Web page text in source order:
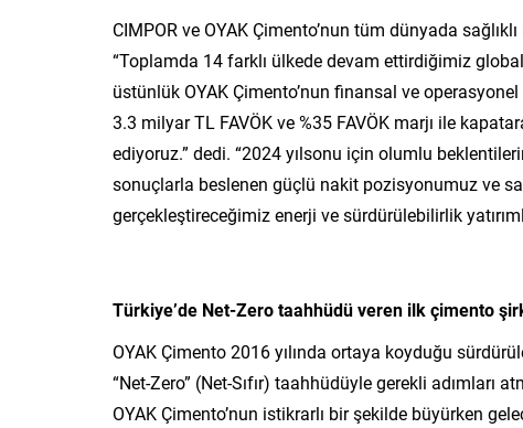
CIMPOR ve OYAK Çimento’nun tüm dünyada
“Toplamda 14 farklı ülkede devam ettirdiğimiz
üstünlük OYAK Çimento’nun finansal ve
3.3 milyar TL FAVÖK ve %35 FAVÖK marjı ile
ediyoruz.” dedi. “2024 yılsonu için olumlu
sonuçlarla beslenen güçlü nakit pozisyonumuz ve
gerçekleştireceğimiz enerji ve sürdürülebilirlik
Türkiye’de Net-Zero taahhüdü veren ilk çimento
OYAK Çimento 2016 yılında ortaya koyduğu
“Net-Zero” (Net-Sıfır) taahhüdüyle gerekli adımları
OYAK Çimento’nun istikrarlı bir şekilde büyürken